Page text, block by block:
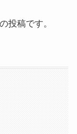
投稿です。